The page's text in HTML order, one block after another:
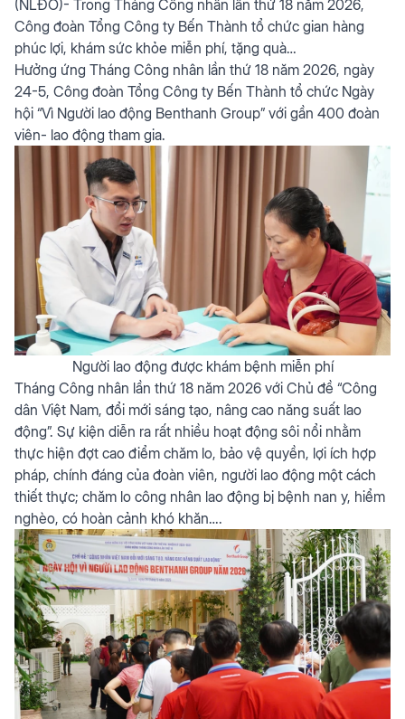
(NLĐO)- Trong Tháng Công nhân lần thứ 18 năm 2026,
Công đoàn Tổng Công ty Bến Thành tổ chức gian hàng
phúc lợi, khám sức khỏe miễn phí, tặng quà…
Hưởng ứng Tháng Công nhân lần thứ 18 năm 2026, ngày
24-5, Công đoàn Tổng Công ty Bến Thành tổ chức Ngày
hội “Vì Người lao động Benthanh Group” với gần 400 đoàn
viên- lao động tham gia.
Người lao động được khám bệnh miễn phí
Tháng Công nhân lần thứ 18 năm 2026 với Chủ đề “Công
dân Việt Nam, đổi mới sáng tạo, nâng cao năng suất lao
động”. Sự kiện diễn ra rất nhiều hoạt động sôi nổi nhằm
thực hiện đợt cao điểm chăm lo, bảo vệ quyền, lợi ích hợp
pháp, chính đáng của đoàn viên, người lao động một cách
thiết thực; chăm lo công nhân lao động bị bệnh nan y, hiểm
nghèo, có hoàn cảnh khó khăn….